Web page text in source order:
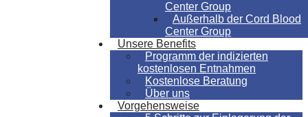
Center Group
Außerhalb der Cord Blood
Center Group
Unsere Benefits
Programm der indizierten
kostenlosen Entnahmen
Kostenlose Beratung
Über uns
Vorgehensweise